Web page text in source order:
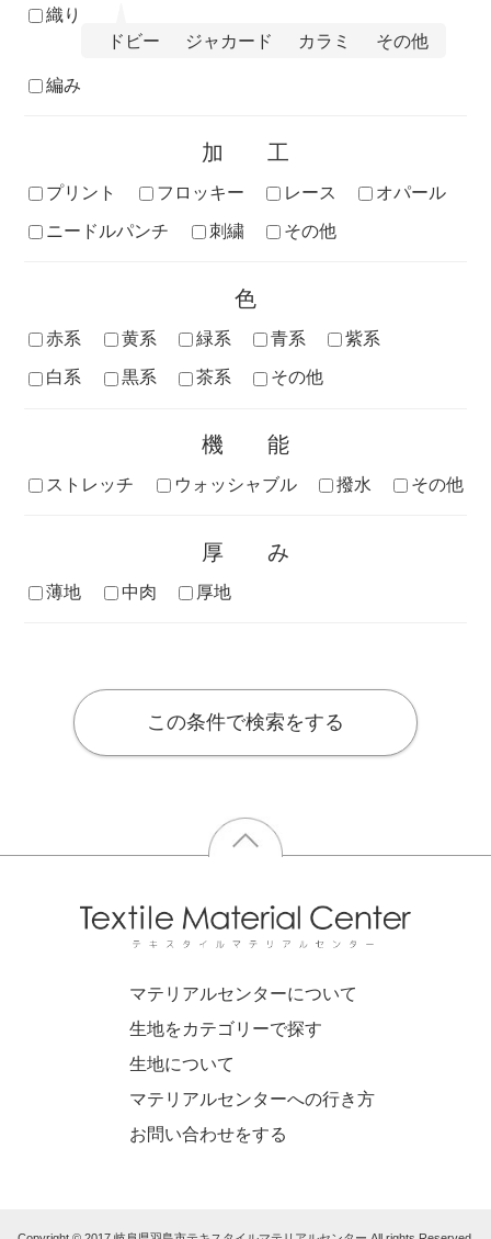
織り
ドビー
ジャカード カラミ その他
編み
加工
プリント フロッキー レース
オパール
ニードルパンチ
刺繍 その他
色
赤系 黄系 緑系 青系
紫系
白系
黒系 茶系 その他
機能
ストレッチ ウォッシャブル 撥水 その他
厚み
薄地 中肉 厚地
この条件で検索をする
マテリアルセンターについて
生地をカテゴリーで探す
生地について
マテリアルセンターへの行き方
お問い合わせをする